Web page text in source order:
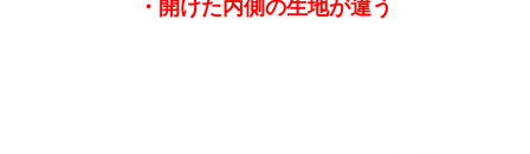
・開けた内側の生地が違う